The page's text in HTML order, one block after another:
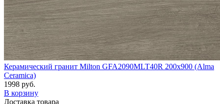
Керамический гранит Milton GFA2090MLT40R 200x900 (Alma
Ceramica)
1998 руб.
В корзину
Доставка товара